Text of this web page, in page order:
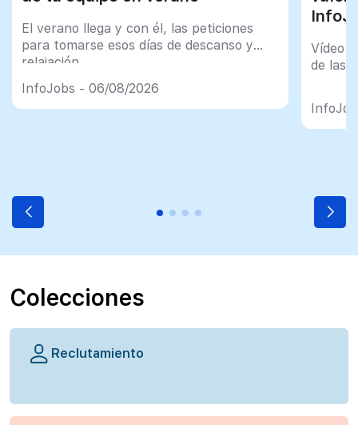
El verano llega y con él, las peticiones
para tomarse esos días de descanso y
relajación
InfoJobs - 06/08/2026
Vídeo
de las
Colecciones
Reclutamiento